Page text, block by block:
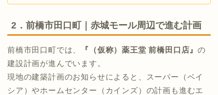
2．前橋市田口町｜赤城モール周辺で進む計画
前橋市田口町では、 『（仮称）薬王堂 前橋田口店』の
建設計画が進んでいます。
現地の建築計画のお知らせによると、スーパー（ベイ
シア）やホームセンター（カインズ）の計画も進むエ